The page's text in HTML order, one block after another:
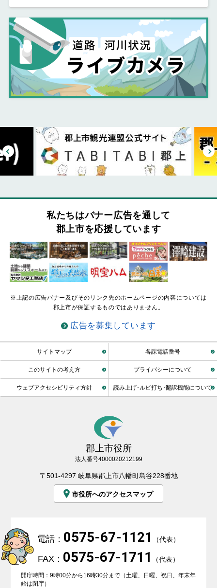
私たちはバナー広告を通して
郡上市を応援しています
※上記の広告バナー及びそのリンク先のホームページの内容については
郡上市が保証するものではありません。
広告を募集しています
サイトマップ 各課電話番号
このサイトの考え方 プライバシーについて
ウェブアクセシビリティ方針 読み上げ･ルビ打ち･翻訳機能について
郡上市役所
法人番号4000020212199
〒501-4297 岐阜県郡上市八幡町島谷228番地
市役所へのアクセスマップ
電話： 0575-67-1121 （代表）
FAX： 0575-67-1711 （代表）
開庁時間：9時00分から16時30分まで（土曜、日曜、祝日、年末年
始は閉庁）